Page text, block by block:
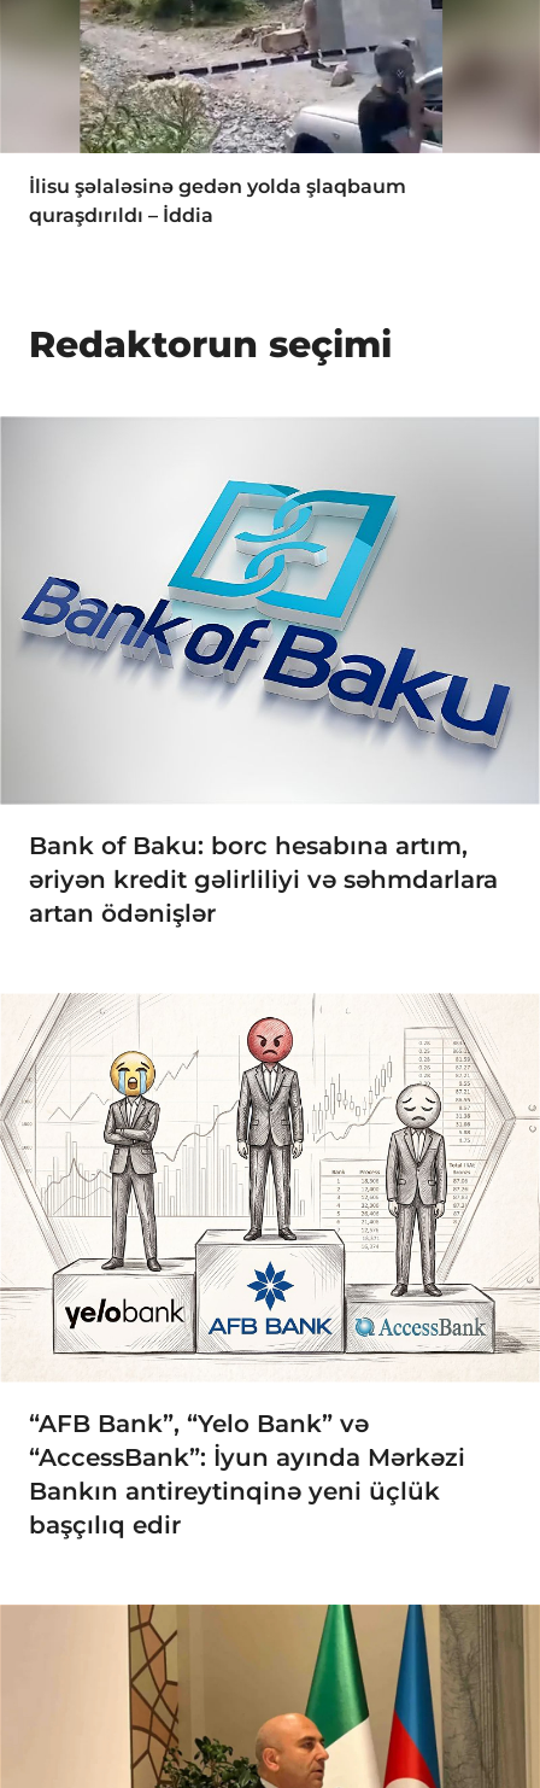
İlisu şəlaləsinə gedən yolda şlaqbaum
quraşdırıldı – İddia
Redaktorun seçimi
Bank of Baku: borc hesabına artım,
əriyən kredit gəlirliliyi və səhmdarlara
artan ödənişlər
“AFB Bank”, “Yelo Bank” və
“AccessBank”: İyun ayında Mərkəzi
Bankın antireytinqinə yeni üçlük
başçılıq edir